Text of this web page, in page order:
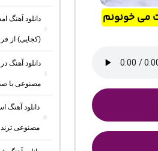
می خونونم دانلود آهنگ
(کجایی) از
دانلود آهنگ
مصنوعی با
دانلود آهنگ
مصنوعی ترند